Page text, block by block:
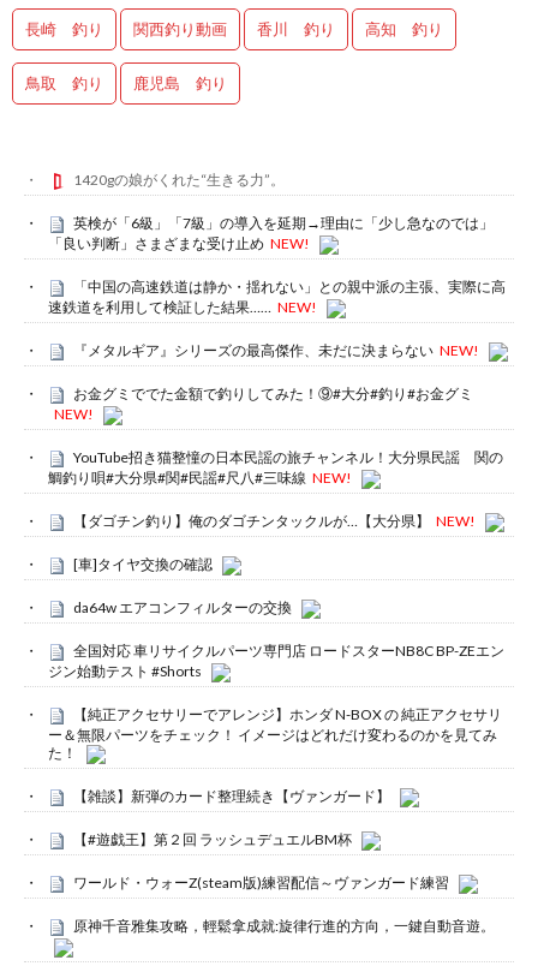
長崎 釣り 関西釣り動画 香川 釣り 高知 釣り
鳥取 釣り 鹿児島 釣り
1420gの娘がくれた“生きる力”。
英検が「6級」「7級」の導入を延期→理由に「少し急なのでは」
「良い判断」さまざまな受け止め NEW!
「中国の高速鉄道は静か・揺れない」との親中派の主張、実際に高
速鉄道を利用して検証した結果…… NEW!
『メタルギア』シリーズの最高傑作、未だに決まらない NEW!
お金グミででた金額で釣りしてみた！⑨#大分#釣り#お金グミ
NEW!
YouTube招き猫整憧の日本民謡の旅チャンネル！大分県民謡 関の
鯛釣り唄#大分県#関#民謡#尺八#三味線 NEW!
【ダゴチン釣り】俺のダゴチンタックルが…【大分県】 NEW!
[車]タイヤ交換の確認
da64w エアコンフィルターの交換
全国対応 車リサイクルパーツ専門店 ロードスターNB8C BP-ZEエン
ジン始動テスト #Shorts
【純正アクセサリーでアレンジ】ホンダ N-BOX の 純正アクセサリ
ー＆無限パーツをチェック！ イメージはどれだけ変わるのかを見てみ
た！
【雑談】新弾のカード整理続き【ヴァンガード】
【#遊戯王】第２回 ラッシュデュエルBM杯
ワールド・ウォーZ(steam版)練習配信～ヴァンガード練習
原神千音雅集攻略，輕鬆拿成就:旋律行進的方向，一鍵自動音遊。